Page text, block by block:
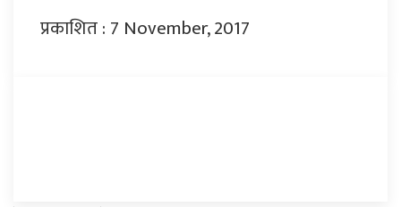
प्रकाशित : 7 November, 2017